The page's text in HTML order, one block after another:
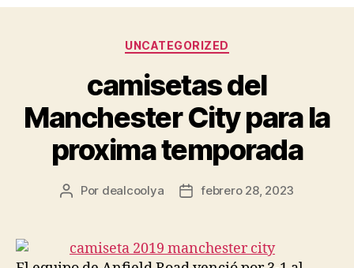
Categorías
UNCATEGORIZED
camisetas del
Manchester City para la
proxima temporada
Autor
entrada
Por dealcoolya
Fecha
entrada
febrero 28, 2023